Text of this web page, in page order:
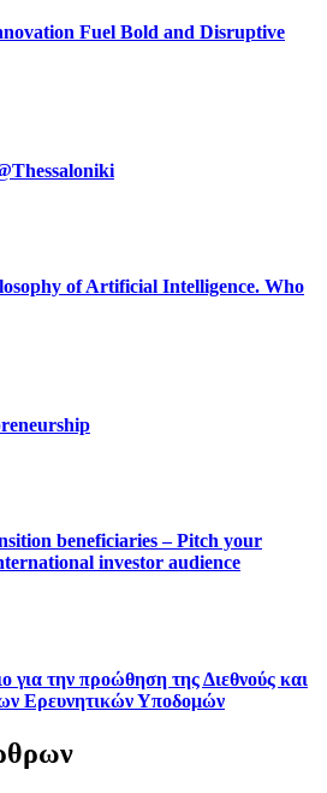
Fuel Bold and Disruptive
of Artificial Intelligence. Who
beneficiaries – Pitch your
investor audience
για την προώθηση της Διεθνούς και
Ερευνητικών Υποδομών